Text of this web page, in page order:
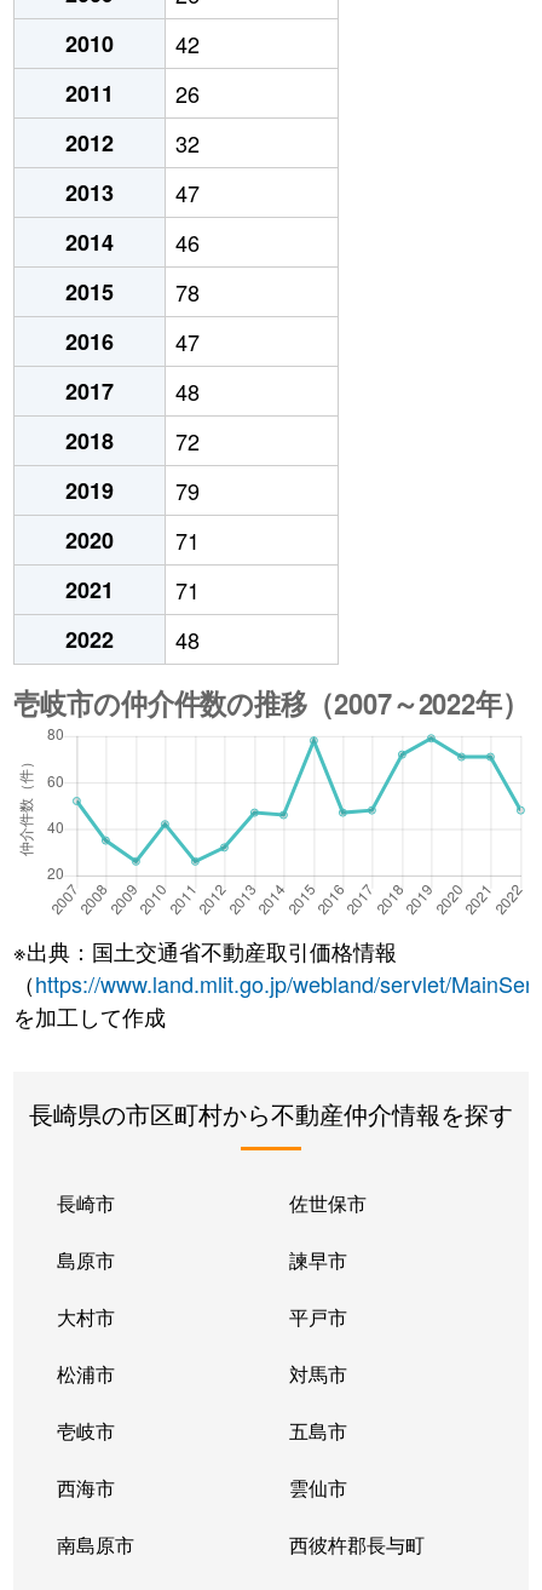
2010
42
2011
26
2012
32
2013
47
2014
46
2015
78
2016
47
2017
48
2018
72
2019
79
2020
71
2021
71
2022
48
※出典：国土交通省不動産取引価格情報
（https://www.land.mlit.go.jp/webland/servlet/
を加工して作成
長崎県の市区町村から不動産仲介情報を探す
長崎市 佐世保市
島原市 諫早市
大村市 平戸市
松浦市 対馬市
壱岐市 五島市
西海市 雲仙市
南島原市 西彼杵郡長与町